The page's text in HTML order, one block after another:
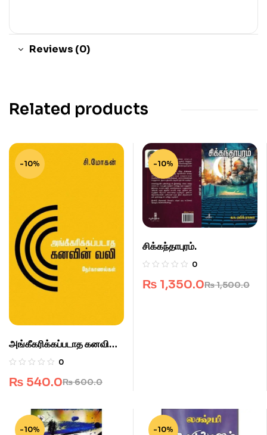
Reviews (0)
Related products
-10%
அங்கீகரிக்கப்படாத கனவின்
வலி.
0
₨600.0
₨ 540.0
-10%
சிக்கந்தாபுரம்.
0
₨1,500.0
₨ 1,350.0
-10% -10%